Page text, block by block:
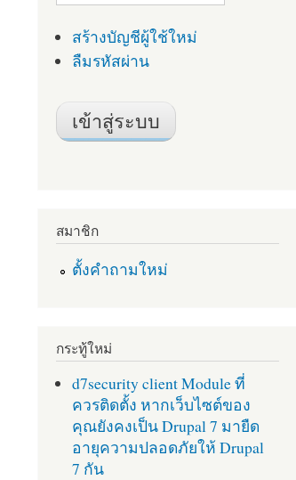
สร้างบัญชีผู้ใช้ใหม่
ลืมรหัสผ่าน
สมาชิก
ตั้งคำถามใหม่
กระทู้ใหม่
d7security client Module ที่
ควรติดตั้ง หากเว็บไซต์ของ
คุณยังคงเป็น Drupal 7 มายืด
อายุความปลอดภัยให้ Drupal
7 กัน